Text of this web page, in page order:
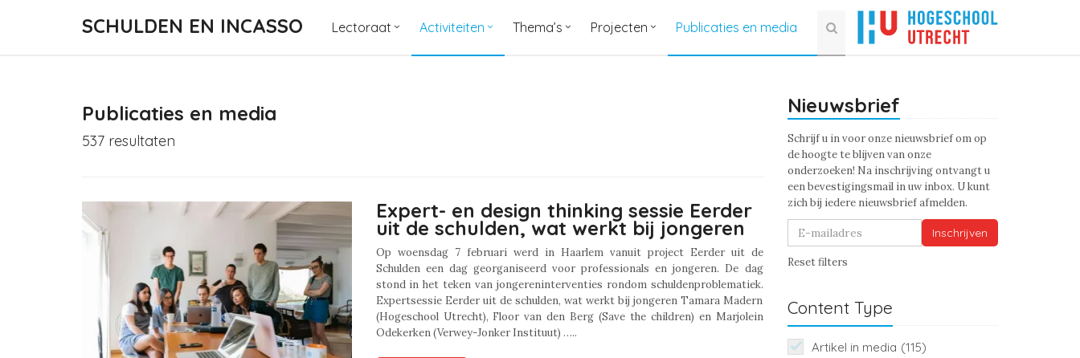
SCHULDEN EN INCASSO Lectoraat Activiteiten Thema’s Projecten Publicaties en media
Publicaties en media
537 resultaten
Expert- en design thinking sessie Eerder
uit de schulden, wat werkt bij jongeren
Op woensdag 7 februari werd in Haarlem vanuit project Eerder uit de
Schulden een dag georganiseerd voor professionals en jongeren. De dag
stond in het teken van jongereninterventies rondom schuldenproblematiek.
Expertsessie Eerder uit de schulden, wat werkt bij jongeren Tamara Madern
(Hogeschool Utrecht), Floor van den Berg (Save the children) en Marjolein
Odekerken (Verwey-Jonker Instituut) …..
Nieuwsbrief
Schrijf u in voor onze nieuwsbrief om op
de hoogte te blijven van onze
onderzoeken! Na inschrijving ontvangt u
een bevestigingsmail in uw inbox. U kunt
zich bij iedere nieuwsbrief afmelden.
Inschrijven
Reset filters
Content Type
Artikel in media (115)